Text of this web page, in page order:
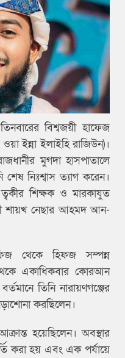
বিশ্বজয়ী হাফেজ
ইন্না ইলাইহি রাজিউন)।
মুগদা হাসপাতালে
শেষ নিঃশ্বাস ত্যাগ করেন।
শিক্ষক ও মারকাযুত
শায়খ নেছার আহমদ আন-
থেকে হিফজ সম্পন্ন
একাধিকবার কোরআন
তিনি নারায়ণগঞ্জের
করছিলেন।
হয়েছিলেন। অবস্থার
করা হয় এবং এক পর্যায়ে